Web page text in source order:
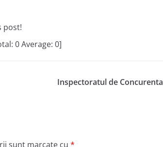
post!
0Average: 0]
Inspectoratul de Concurenta
sunt marcate cu *